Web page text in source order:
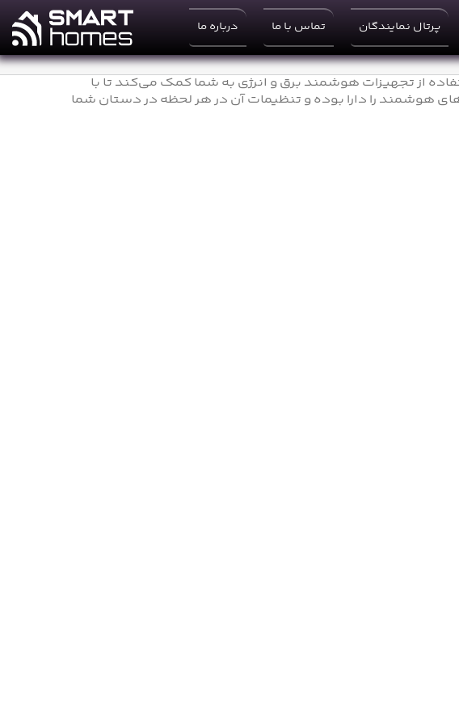
پرتال نمایندگان تماس با ما درباره ما
از تجهیزات هوشمند برق و انرژی به شما کمک می‌کند تا با
هوشمند را دارا بوده و تنظیمات آن در هر لحظه در دستان شما